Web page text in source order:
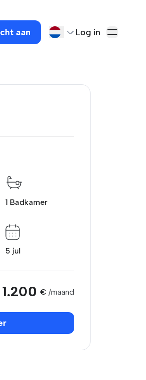
aan Log in
1 Badkamer
5 jul
1.200 € /maand